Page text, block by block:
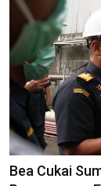
Bea Cukai